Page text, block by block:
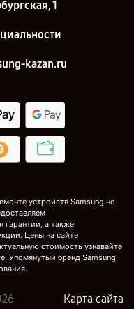
1
kazan.ru
устройств Samsung но
гарантии, а также
Цены на сайте
стоимость узнавайте
Упомянутый бренд Samsung
Карта сайта